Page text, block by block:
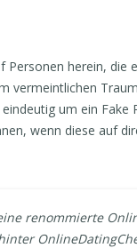
herein, die
vermeintlichen
um ein
wenn diese auf
renommierte